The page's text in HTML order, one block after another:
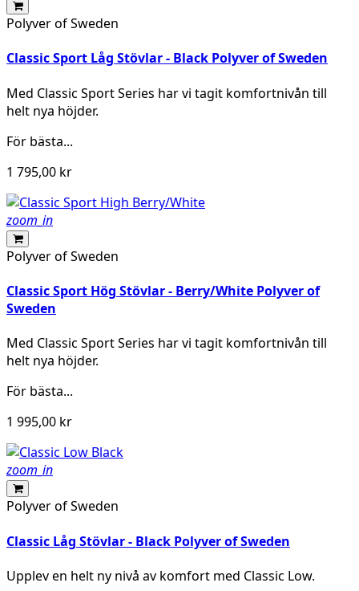
Polyver of Sweden
Classic Sport Låg Stövlar - Black Polyver of Sweden
Med Classic Sport Series har vi tagit komfortnivån till
helt nya höjder.
För bästa...
1 795,00 kr
zoom_in
Polyver of Sweden
Classic Sport Hög Stövlar - Berry/White Polyver of
Sweden
Med Classic Sport Series har vi tagit komfortnivån till
helt nya höjder.
För bästa...
1 995,00 kr
zoom_in
Polyver of Sweden
Classic Låg Stövlar - Black Polyver of Sweden
Upplev en helt ny nivå av komfort med Classic Low.